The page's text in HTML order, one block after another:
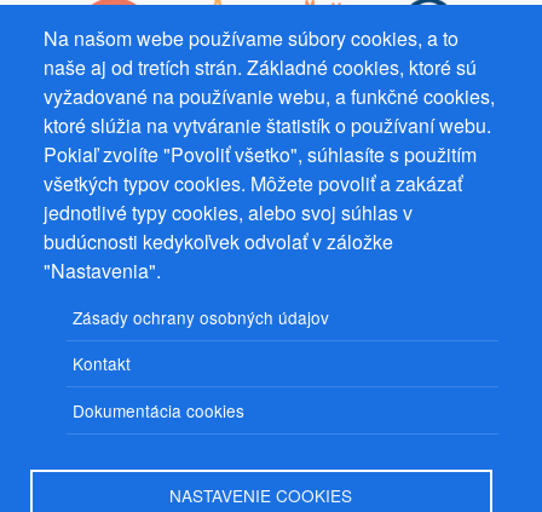
Na našom webe používame súbory cookies, a to
naše aj od tretích strán. Základné cookies, ktoré sú
vyžadované na používanie webu, a funkčné cookies,
ktoré slúžia na vytváranie štatistík o používaní webu.
Pokiaľ zvolíte "Povoliť všetko", súhlasíte s použitím
všetkých typov cookies. Môžete povoliť a zakázať
jednotlivé typy cookies, alebo svoj súhlas v
budúcnosti kedykoľvek odvolať v záložke
"Nastavenia".
Zásady ochrany osobných údajov
Kontakt
Dokumentácia cookies
NASTAVENIE COOKIES
Prevádzkovateľ: Mgr. Bc. Žaneta Radimecká, MBA, Ostrov 256, 561
22 Ostrov, IČ 08993033, DIČ CZ9161263958
© 2026PuzzleWebss.r.o.